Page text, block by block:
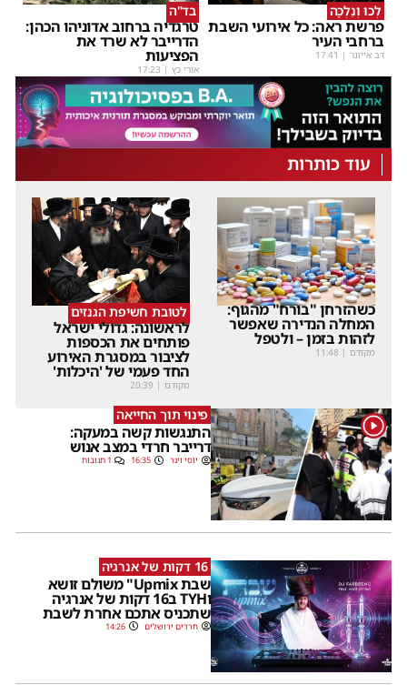
לְכוּ וְנֵלְכָה
פרשת ראה: כל אירועי השבת
ברחבי העיר
דב אייזנר |
17:41
בד"ה
טרגדיה ברחוב אדוניהו הכהן:
הדרייבר לא שרד את
הפציעות
אורי כץ |
17:23
עוד כותרות
כשהזרחן "בורח" מהגוף:
המחלה הנדירה שאפשר
לזהות בזמן – ולטפל
מקודם |
11:48
לטובת חשיפת הגנזים
לראשונה: גדולי ישראל
פותחים את הכספות
לציבור במסגרת האירוע
החד פעמי של 'היכלות'
מקודם |
20:39
1 פינוי תוך החייאה
התנגשות קשה במעקה:
דרייבר חרדי במצב אנוש
יוסי וינר 16:35 1 תגובות
16 דקות של אנרגיה
שבת Upmix" משולם זושא
וTYH ב16 דקות של אנרגיה
שתכניס אתכם אחרת לשבת
חרדים ירושלים 14:26